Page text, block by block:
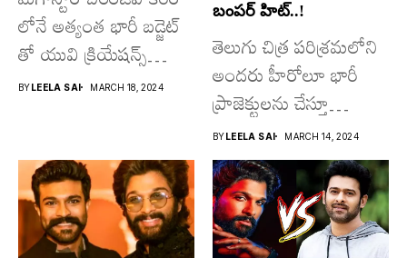
లోనే అత్యంత భారీ బడ్జెట్
తో యువి క్రియేషన్స్
రూపొందిస్తున్న
BYLEELA SAI MARCH 18, 2024
బంపర్ హిట్..!
తెలుగు చిత్ర పరిశ్రమలోని
అందరు హీరోలూ భారీ
ప్రాజెక్టులను చేస్తూ
దూసుకుపోతోన్నారు.
అందులో కొందరు
మాత్రమే...
BYLEELA SAI MARCH 14, 2024